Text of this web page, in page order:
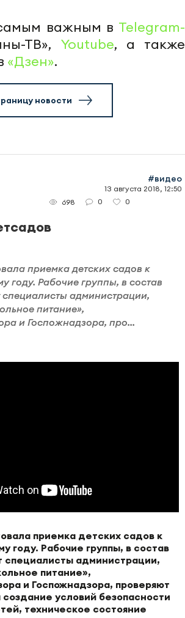
важным в Telegram-
ТВ», Youtube, а также
«Дзен».
новости
#видео
13 августа 2018, 12:50
698
0 0
приемка детских садов к
году. Рабочие группы, в состав
специалисты администрации,
питание»,
и Госпожнадзора, про...
приемка детских садов к
году. Рабочие группы, в состав
специалисты администрации,
питание»,
и Госпожнадзора, проверяют
условий безопасности
техническое состояние